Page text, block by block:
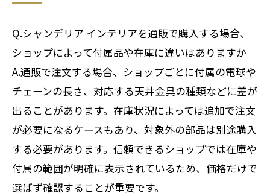
Q.シャンデリア インテリアを通販で購入する場合、
ショップによって付属品や在庫に違いはありますか
A.通販で注文する場合、ショップごとに付属の電球や
チェーンの長さ、対応する天井金具の種類などに差が
出ることがあります。在庫状況によっては追加で注文
が必要になるケースもあり、対象外の部品は別途購入
する必要があります。信頼できるショップでは在庫や
付属の範囲が明確に表示されているため、価格だけで
選ばず確認することが重要です。